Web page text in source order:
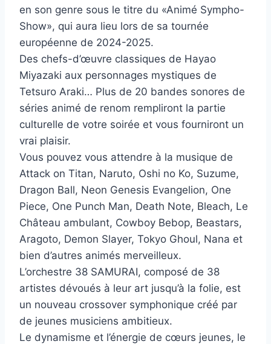
en son genre sous le titre du «Animé Sympho-
Show», qui aura lieu lors de sa tournée
européenne de 2024-2025.
Des chefs-d’œuvre classiques de Hayao
Miyazaki aux personnages mystiques de
Tetsuro Araki… Plus de 20 bandes sonores de
séries animé de renom rempliront la partie
culturelle de votre soirée et vous fourniront un
vrai plaisir.
Vous pouvez vous attendre à la musique de
Attack on Titan, Naruto, Oshi no Ko, Suzume,
Dragon Ball, Neon Genesis Evangelion, One
Piece, One Punch Man, Death Note, Bleach, Le
Château ambulant, Cowboy Bebop, Beastars,
Aragoto, Demon Slayer, Tokyo Ghoul, Nana et
bien d’autres animés merveilleux.
L’orchestre 38 SAMURAI, composé de 38
artistes dévoués à leur art jusqu’à la folie, est
un nouveau crossover symphonique créé par
de jeunes musiciens ambitieux.
Le dynamisme et l’énergie de cœurs jeunes, le